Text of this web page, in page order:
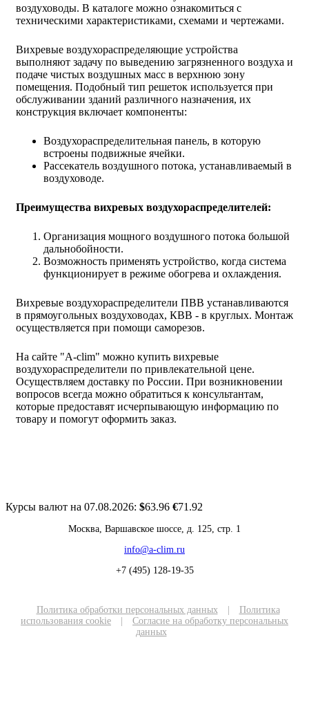
воздуховоды. В каталоге можно ознакомиться с
техническими характеристиками, схемами и чертежами.
Вихревые воздухораспределяющие устройства
выполняют задачу по выведению загрязненного воздуха и
подаче чистых воздушных масс в верхнюю зону
помещения. Подобный тип решеток используется при
обслуживании зданий различного назначения, их
конструкция включает компоненты:
Воздухораспределительная панель, в которую
встроены подвижные ячейки.
Рассекатель воздушного потока, устанавливаемый в
воздуховоде.
Преимущества вихревых воздухораспределителей:
Организация мощного воздушного потока большой
дальнобойности.
Возможность применять устройство, когда система
функционирует в режиме обогрева и охлаждения.
Вихревые воздухораспределители ПВВ устанавливаются
в прямоугольных воздуховодах, КВВ - в круглых. Монтаж
осуществляется при помощи саморезов.
На сайте "A-clim" можно купить вихревые
воздухораспределители по привлекательной цене.
Осуществляем доставку по России. При возникновении
вопросов всегда можно обратиться к консультантам,
которые предоставят исчерпывающую информацию по
товару и помогут оформить заказ.
Курсы валют на 07.08.2026: $63.96 €71.92
Москва, Варшавское шоссе, д. 125, стр. 1
info@a-clim.ru
+7 (495) 128-19-35
Политика обработки персональных данных
Политика
использования cookie
Согласие на обработку персональных
данных